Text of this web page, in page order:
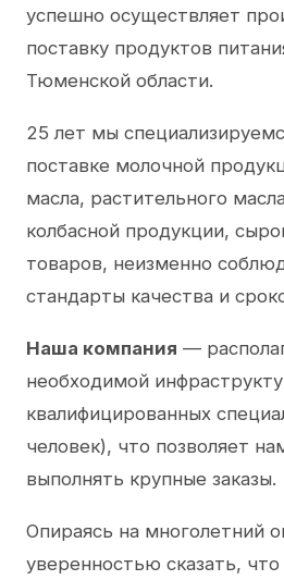
успешно осуществляет
поставку продуктов
Тюменской области.
25 лет мы
поставке молочной
масла, растительного
колбасной продукции,
товаров, неизменно
стандарты качества и
Наша компания —
необходимой
квалифицированных
человек), что позволяет
выполнять крупные заказы.
Опираясь на многолетний
уверенностью сказать,